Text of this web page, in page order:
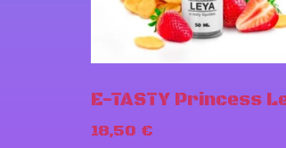
E-TASTY Princess
18,50 €